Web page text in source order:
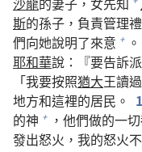
斯的孫子，負責管理
們向她說明了來意 + 。
耶和華說：『要告訴
「我要按照猶大王讀
地方和這裡的居民。
的神 + ，他們做的一
發出怒火，我的怒火